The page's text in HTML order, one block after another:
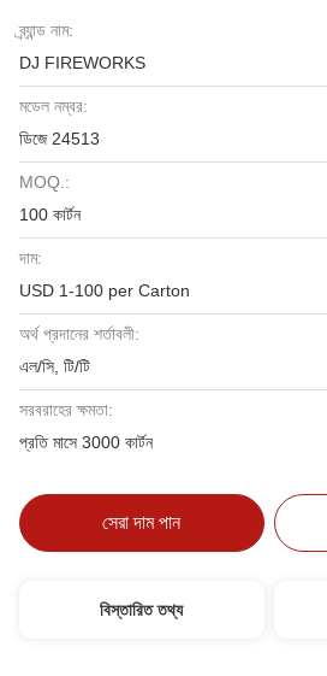
ব্র্যান্ড নাম:
DJ FIREWORKS
মডেল নম্বর:
ডিজে 24513
MOQ.:
100 কার্টন
দাম:
USD 1-100 per Carton
অর্থ প্রদানের শর্তাবলী:
এল/সি, টি/টি
সরবরাহের ক্ষমতা:
প্রতি মাসে 3000 কার্টন
সেরা দাম পান
বিস্তারিত তথ্য